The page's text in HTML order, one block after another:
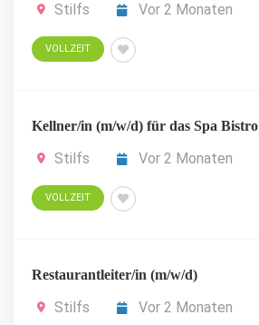
Stilfs Vor 2 Monaten
VOLLZEIT
Kellner/in (m/w/d) für das Spa Bistro
Stilfs Vor 2 Monaten
VOLLZEIT
Restaurantleiter/in (m/w/d)
Stilfs Vor 2 Monaten